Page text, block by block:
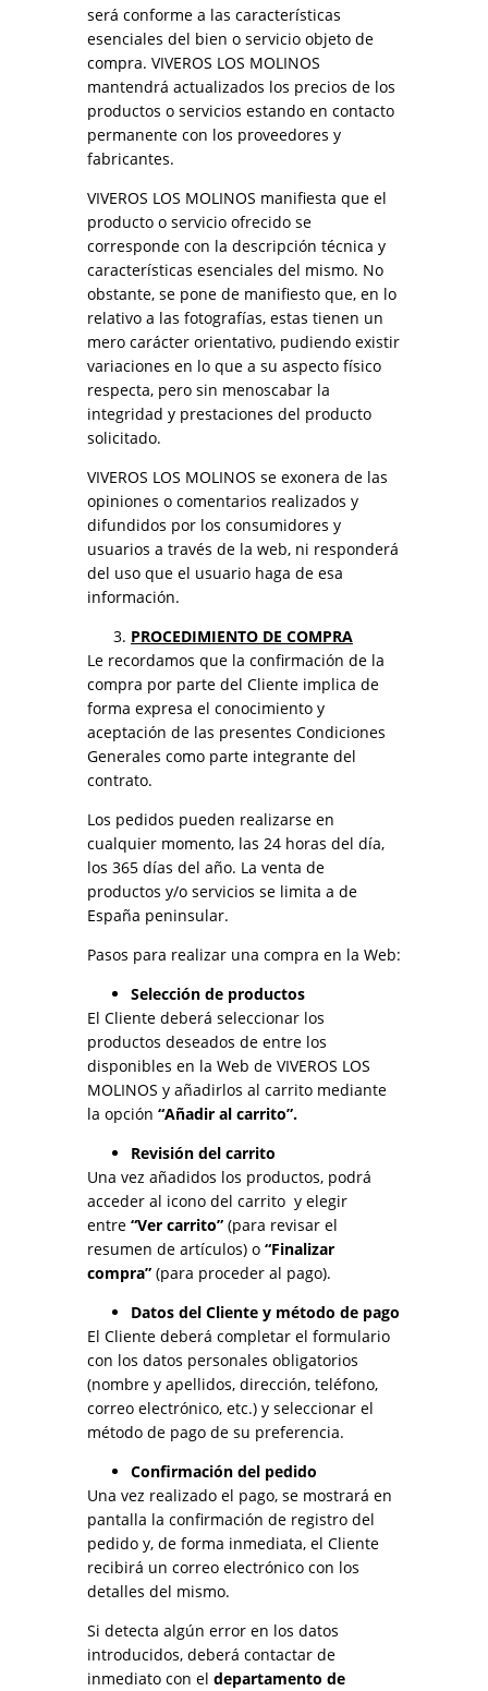
será conforme a las características
esenciales del bien o servicio objeto de
compra. VIVEROS LOS MOLINOS
mantendrá actualizados los precios de los
productos o servicios estando en contacto
permanente con los proveedores y
fabricantes.
VIVEROS LOS MOLINOS manifiesta que el
producto o servicio ofrecido se
corresponde con la descripción técnica y
características esenciales del mismo. No
obstante, se pone de manifiesto que, en lo
relativo a las fotografías, estas tienen un
mero carácter orientativo, pudiendo existir
variaciones en lo que a su aspecto físico
respecta, pero sin menoscabar la
integridad y prestaciones del producto
solicitado.
VIVEROS LOS MOLINOS se exonera de las
opiniones o comentarios realizados y
difundidos por los consumidores y
usuarios a través de la web, ni responderá
del uso que el usuario haga de esa
información.
PROCEDIMIENTO DE COMPRA
Le recordamos que la confirmación de la
compra por parte del Cliente implica de
forma expresa el conocimiento y
aceptación de las presentes Condiciones
Generales como parte integrante del
contrato.
Los pedidos pueden realizarse en
cualquier momento, las 24 horas del día,
los 365 días del año. La venta de
productos y/o servicios se limita a de
España peninsular.
Pasos para realizar una compra en la Web:
Selección de productos
El Cliente deberá seleccionar los
productos deseados de entre los
disponibles en la Web de VIVEROS LOS
MOLINOS y añadirlos al carrito mediante
la opción “Añadir al carrito”.
Revisión del carrito
Una vez añadidos los productos, podrá
acceder al icono del carrito y elegir
entre “Ver carrito” (para revisar el
resumen de artículos) o “Finalizar
compra” (para proceder al pago).
Datos del Cliente y método de pago
El Cliente deberá completar el formulario
con los datos personales obligatorios
(nombre y apellidos, dirección, teléfono,
correo electrónico, etc.) y seleccionar el
método de pago de su preferencia.
Confirmación del pedido
Una vez realizado el pago, se mostrará en
pantalla la confirmación de registro del
pedido y, de forma inmediata, el Cliente
recibirá un correo electrónico con los
detalles del mismo.
Si detecta algún error en los datos
introducidos, deberá contactar de
inmediato con el departamento de